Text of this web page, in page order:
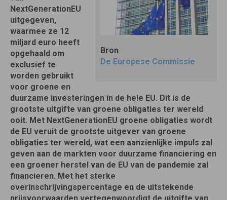
Bron
De Europese Commissie
NextGenerationEU
uitgegeven,
waarmee ze 12
miljard euro heeft
opgehaald om
exclusief te
worden gebruikt
voor groene en
duurzame investeringen in de hele EU. Dit is de
grootste uitgifte van groene obligaties ter wereld
ooit. Met NextGenerationEU groene obligaties wordt
de EU veruit de grootste uitgever van groene
obligaties ter wereld, wat een aanzienlijke impuls zal
geven aan de markten voor duurzame financiering en
een groener herstel van de EU van de pandemie zal
financieren. Met het sterke
overinschrijvingspercentage en de uitstekende